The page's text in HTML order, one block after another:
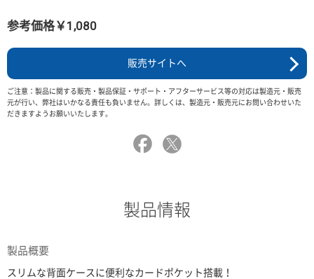
参考価格￥1,080
販売サイトへ
ご注意：製品に関する販売・製品保証・サポート・アフターサービス等の対応は製造元・販売
元が行い、弊社はいかなる責任も負いません。詳しくは、製造元・販売元にお問い合わせいた
だきますようお願いいたします。
製品情報
製品概要
スリムな背面ケースに便利なカードポケット搭載！